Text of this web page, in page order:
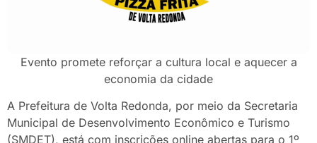
Evento promete reforçar a cultura local e aquecer a
economia da cidade
A Prefeitura de Volta Redonda, por meio da Secretaria
Municipal de Desenvolvimento Econômico e Turismo
(SMDET), está com inscrições online abertas para o 1º